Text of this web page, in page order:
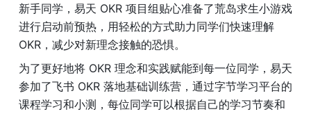
新手同学，易天 OKR 项目组贴心准备了荒岛求生小游戏
进行启动前预热，用轻松的方式助力同学们快速理解
OKR，减少对新理念接触的恐惧。
为了更好地将 OKR 理念和实践赋能到每一位同学，易天
参加了飞书 OKR 落地基础训练营，通过字节学习平台的
课程学习和小测，每位同学可以根据自己的学习节奏和